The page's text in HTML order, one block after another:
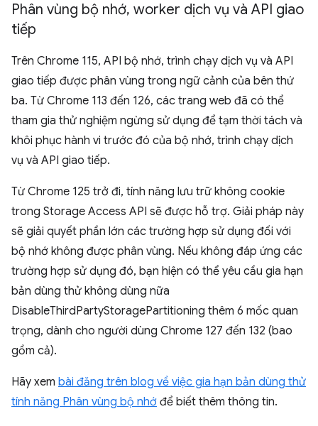
Phân vùng bộ nhớ, worker dịch vụ và API giao
tiếp
Trên Chrome 115, API bộ nhớ, trình chạy dịch vụ và API
giao tiếp được phân vùng trong ngữ cảnh của bên thứ
ba. Từ Chrome 113 đến 126, các trang web đã có thể
tham gia thử nghiệm ngừng sử dụng để tạm thời tách và
khôi phục hành vi trước đó của bộ nhớ, trình chạy dịch
vụ và API giao tiếp.
Từ Chrome 125 trở đi, tính năng lưu trữ không cookie
trong Storage Access API sẽ được hỗ trợ. Giải pháp này
sẽ giải quyết phần lớn các trường hợp sử dụng đối với
bộ nhớ không được phân vùng. Nếu không đáp ứng các
trường hợp sử dụng đó, bạn hiện có thể yêu cầu gia hạn
bản dùng thử không dùng nữa
DisableThirdPartyStoragePartitioning thêm 6 mốc quan
trọng, dành cho người dùng Chrome 127 đến 132 (bao
gồm cả).
Hãy xem bài đăng trên blog về việc gia hạn bản dùng thử
tính năng Phân vùng bộ nhớ để biết thêm thông tin.